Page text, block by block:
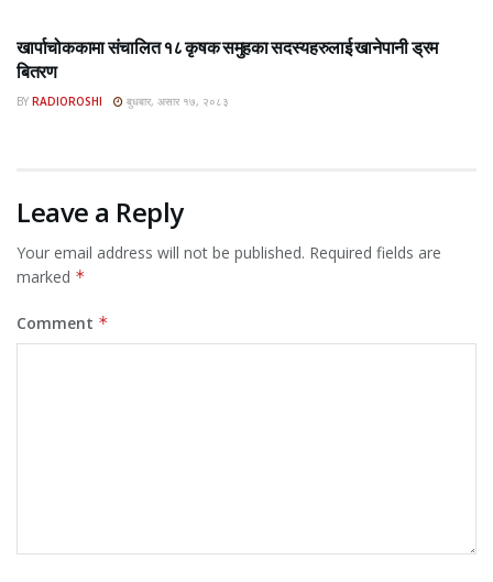
खार्पाचोककामा संचालित १८ कृषक समुहका सदस्यहरुलाई खानेपानी ड्रम
बितरण
BY RADIOROSHI बुधबार, असार १७, २०८३
Leave a Reply
Your email address will not be published. Required fields are
marked *
Comment *